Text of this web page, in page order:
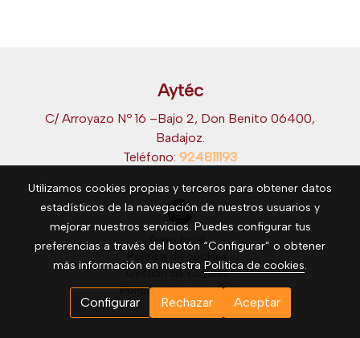
Aytéc
C/ Arroyazo Nº 16 –Bajo 2, Don Benito 06400,
Badajoz.
Teléfono: 924811193
Aviso legal
Gestión de cookies
Política de privacidad
Utilizamos cookies propias y terceros para obtener datos
estadísticos de la navegación de nuestros usuarios y
mejorar nuestros servicios. Puedes configurar tus
preferencias a través del botón “Configurar” o obtener
más información en nuestra Política de cookies.
Configurar Rechazar Aceptar